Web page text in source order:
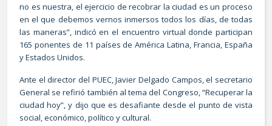
no es nuestra, el ejercicio de recobrar la ciudad es un proceso
en el que debemos vernos inmersos todos los días, de todas
las maneras”, indicó en el encuentro virtual donde participan
165 ponentes de 11 países de América Latina, Francia, España
y Estados Unidos.
Ante el director del PUEC, Javier Delgado Campos, el secretario
General se refirió también al tema del Congreso, “Recuperar la
ciudad hoy”, y dijo que es desafiante desde el punto de vista
social, económico, político y cultural.